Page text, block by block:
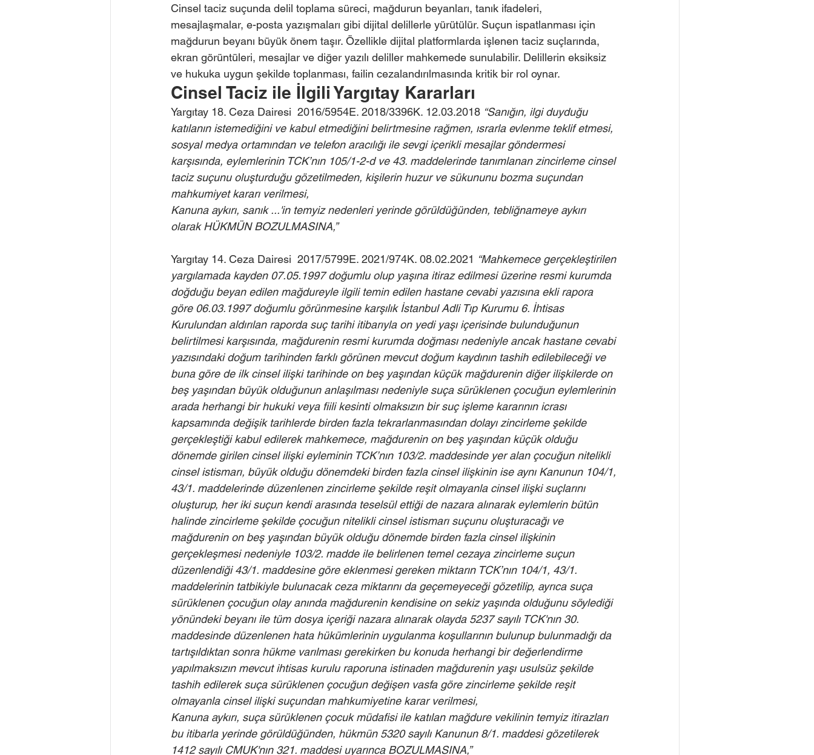
Cinsel taciz suçunda delil toplama süreci, mağdurun beyanları, tanık ifadeleri,
mesajlaşmalar, e-posta yazışmaları gibi dijital delillerle yürütülür. Suçun ispatlanması için
mağdurun beyanı büyük önem taşır. Özellikle dijital platformlarda işlenen taciz suçlarında,
ekran görüntüleri, mesajlar ve diğer yazılı deliller mahkemede sunulabilir. Delillerin eksiksiz
ve hukuka uygun şekilde toplanması, failin cezalandırılmasında kritik bir rol oynar.
Cinsel Taciz ile İlgili Yargıtay Kararları
Yargıtay 18. Ceza Dairesi  2016/5954E. 2018/3396K. 12.03.2018 “Sanığın, ilgi duyduğu
katılanın istemediğini ve kabul etmediğini belirtmesine rağmen, ısrarla evlenme teklif etmesi,
sosyal medya ortamından ve telefon aracılığı ile sevgi içerikli mesajlar göndermesi
karşısında, eylemlerinin TCK’nın 105/1-2-d ve 43. maddelerinde tanımlanan zincirleme cinsel
taciz suçunu oluşturduğu gözetilmeden, kişilerin huzur ve sükununu bozma suçundan
mahkumiyet kararı verilmesi,
Kanuna aykırı, sanık ...'in temyiz nedenleri yerinde görüldüğünden, tebliğnameye aykırı
olarak HÜKMÜN BOZULMASINA,”
Yargıtay 14. Ceza Dairesi  2017/5799E. 2021/974K. 08.02.2021 “Mahkemece gerçekleştirilen
yargılamada kayden 07.05.1997 doğumlu olup yaşına itiraz edilmesi üzerine resmi kurumda
doğduğu beyan edilen mağdureyle ilgili temin edilen hastane cevabi yazısına ekli rapora
göre 06.03.1997 doğumlu görünmesine karşılık İstanbul Adli Tıp Kurumu 6. İhtisas
Kurulundan aldırılan raporda suç tarihi itibarıyla on yedi yaşı içerisinde bulunduğunun
belirtilmesi karşısında, mağdurenin resmi kurumda doğması nedeniyle ancak hastane cevabi
yazısındaki doğum tarihinden farklı görünen mevcut doğum kaydının tashih edilebileceği ve
buna göre de ilk cinsel ilişki tarihinde on beş yaşından küçük mağdurenin diğer ilişkilerde on
beş yaşından büyük olduğunun anlaşılması nedeniyle suça sürüklenen çocuğun eylemlerinin
arada herhangi bir hukuki veya fiili kesinti olmaksızın bir suç işleme kararının icrası
kapsamında değişik tarihlerde birden fazla tekrarlanmasından dolayı zincirleme şekilde
gerçekleştiği kabul edilerek mahkemece, mağdurenin on beş yaşından küçük olduğu
dönemde girilen cinsel ilişki eyleminin TCK’nın 103/2. maddesinde yer alan çocuğun nitelikli
cinsel istismarı, büyük olduğu dönemdeki birden fazla cinsel ilişkinin ise aynı Kanunun 104/1,
43/1. maddelerinde düzenlenen zincirleme şekilde reşit olmayanla cinsel ilişki suçlarını
oluşturup, her iki suçun kendi arasında teselsül ettiği de nazara alınarak eylemlerin bütün
halinde zincirleme şekilde çocuğun nitelikli cinsel istismarı suçunu oluşturacağı ve
mağdurenin on beş yaşından büyük olduğu dönemde birden fazla cinsel ilişkinin
gerçekleşmesi nedeniyle 103/2. madde ile belirlenen temel cezaya zincirleme suçun
düzenlendiği 43/1. maddesine göre eklenmesi gereken miktarın TCK’nın 104/1, 43/1.
maddelerinin tatbikiyle bulunacak ceza miktarını da geçemeyeceği gözetilip, ayrıca suça
sürüklenen çocuğun olay anında mağdurenin kendisine on sekiz yaşında olduğunu söylediği
yönündeki beyanı ile tüm dosya içeriği nazara alınarak olayda 5237 sayılı TCK'nın 30.
maddesinde düzenlenen hata hükümlerinin uygulanma koşullarının bulunup bulunmadığı da
tartışıldıktan sonra hükme varılması gerekirken bu konuda herhangi bir değerlendirme
yapılmaksızın mevcut ihtisas kurulu raporuna istinaden mağdurenin yaşı usulsüz şekilde
tashih edilerek suça sürüklenen çocuğun değişen vasfa göre zincirleme şekilde reşit
olmayanla cinsel ilişki suçundan mahkumiyetine karar verilmesi,
Kanuna aykırı, suça sürüklenen çocuk müdafisi ile katılan mağdure vekilinin temyiz itirazları
bu itibarla yerinde görüldüğünden, hükmün 5320 sayılı Kanunun 8/1. maddesi gözetilerek
1412 sayılı CMUK'nın 321. maddesi uyarınca BOZULMASINA,”